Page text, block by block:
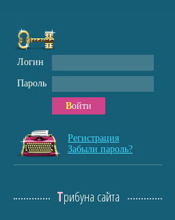
Логин
Пароль
Войти
Регистрация
Забыли пароль?
Трибуна сайта